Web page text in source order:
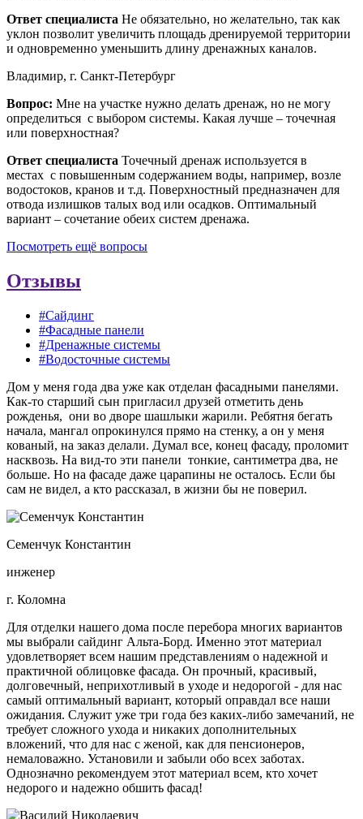
Ответ специалиста Не обязательно, но желательно, так как
уклон позволит увеличить площадь дренируемой территории
и одновременно уменьшить длину дренажных каналов.
Владимир, г. Санкт-Петербург
Вопрос: Мне на участке нужно делать дренаж, но не могу
определиться с выбором системы. Какая лучше – точечная
или поверхностная?
Ответ специалиста Точечный дренаж используется в
местах с повышенным содержанием воды, например, возле
водостоков, кранов и т.д. Поверхностный предназначен для
отвода излишков талых вод или осадков. Оптимальный
вариант – сочетание обеих систем дренажа.
Посмотреть ещё вопросы
Отзывы
#Сайдинг
#Фасадные панели
#Дренажные системы
#Водосточные системы
Дом у меня года два уже как отделан фасадными панелями.
Как-то старший сын пригласил друзей отметить день
рожденья, они во дворе шашлыки жарили. Ребятня бегать
начала, мангал опрокинулся прямо на стенку, а он у меня
кованый, на заказ делали. Думал все, конец фасаду, проломит
насквозь. На вид-то эти панели тонкие, сантиметра два, не
больше. Но на фасаде даже царапины не осталось. Если бы
сам не видел, а кто рассказал, в жизни бы не поверил.
Семенчук Константин
инженер
г. Коломна
Для отделки нашего дома после перебора многих вариантов
мы выбрали сайдинг Альта-Борд. Именно этот материал
удовлетворяет всем нашим представлениям о надежной и
практичной облицовке фасада. Он прочный, красивый,
долговечный, неприхотливый в уходе и недорогой - для нас
самый оптимальный вариант, который оправдал все наши
ожидания. Служит уже три года без каких-либо замечаний, не
требует сложного ухода и никаких дополнительных
вложений, что для нас с женой, как для пенсионеров,
немаловажно. Установили и забыли обо всех заботах.
Однозначно рекомендуем этот материал всем, кто хочет
недорого и надежно обшить фасад!